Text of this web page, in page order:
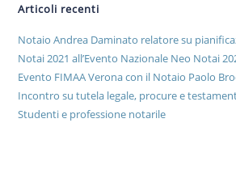
Articoli recenti
Notaio Andrea Daminato relatore su
Notai 2021 all’Evento Nazionale Neo Notai
Evento FIMAA Verona con il Notaio Paolo
Incontro su tutela legale, procure e
Studenti e professione notarile